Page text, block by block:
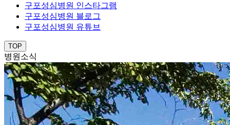
구포성심병원 인스타그램
구포성심병원 블로그
구포성심병원 유튜브
TOP
병원소식